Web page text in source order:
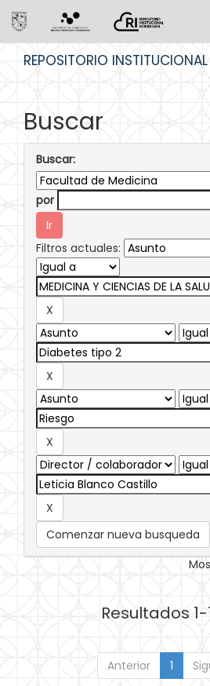
REPOSITORIO
Buscar
Buscar:
por
Filtros actuales:
Comenzar nueva busqueda
Resultados 1-
Anterior 1